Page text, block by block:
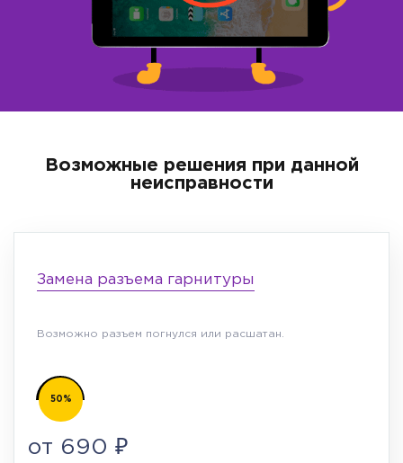
Возможные решения при данной
неисправности
Замена разъема гарнитуры
Возможно разъем погнулся или расшатан.
50%
от 690 ₽